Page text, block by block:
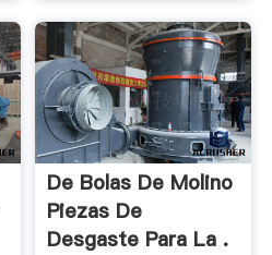
De Bolas De Molino
Piezas De
Desgaste Para La .